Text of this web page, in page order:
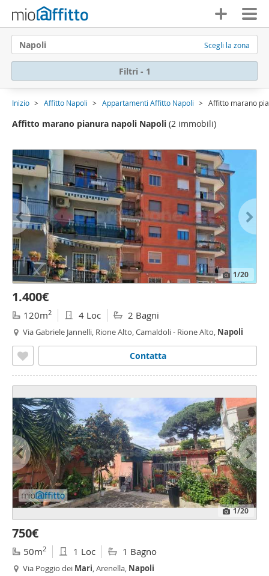
Napoli Scegli la zona
Filtri - 1
Inizio Affitto Napoli Appartamenti Affitto Napoli Affitto marano
Affitto marano pianura napoli Napoli (2 immobili)
1/20
1.400€
120m2 4 Loc 2 Bagni
Via Gabriele Jannelli, Rione Alto, Camaldoli - Rione Alto, Napoli
Contatta
1/20
750€
50m2 1 Loc 1 Bagno
Via Poggio dei Mari, Arenella, Napoli